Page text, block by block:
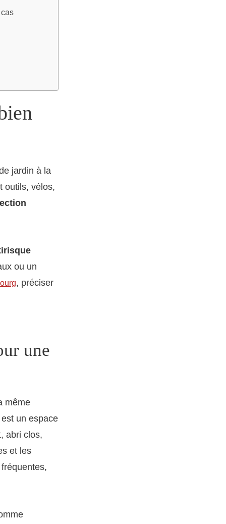
jardin à la
outils, vélos,
ou un
, préciser
une
même
est un espace
abri clos,
et les